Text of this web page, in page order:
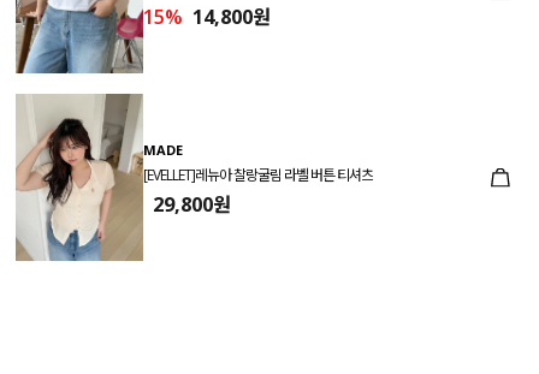
15% 14,800원
MADE
[EVELLET]레뉴아 찰랑굴림 라벨 버튼 티셔츠
29,800원